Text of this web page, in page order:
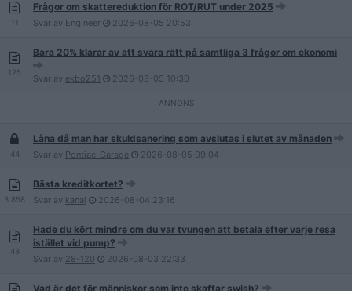
11
Frågor om skattereduktion för ROT/RUT under 2025
Svar av Engineer 2026-08-05 20:53
125
Bara 20% klarar av att svara rätt på samtliga 3 frågor om ekonomi
Svar av ekbo251 2026-08-05 10:30
44
Låna då man har skuldsanering som avslutas i slutet av månaden
Svar av Pontiac-Garage 2026-08-05 09:04
3 858
Bästa kreditkortet?
Svar av kanai 2026-08-04 23:16
48
Hade du kört mindre om du var tvungen att betala efter varje resa
istället vid pump?
Svar av 28-120 2026-08-03 22:33
Vad är det för människor som inte skaffar swish?